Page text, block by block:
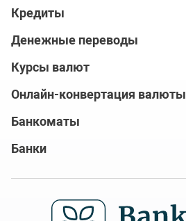
Кредиты
Денежные переводы
Курсы валют
Онлайн-конвертация валюты
Банкоматы
Банки